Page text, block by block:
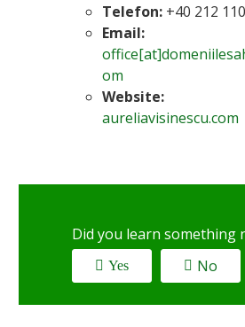
Telefon: +40 212
Email:
om
Website:
aureliavisinescu.com
Did you learn something
Yes No